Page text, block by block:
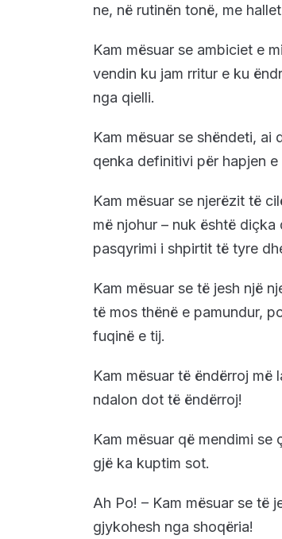
ne, në rutinën tonë, me
Kam mësuar se ambiciet e
vendin ku jam rritur e ku
nga qielli.
Kam mësuar se shëndeti, ai
qenka definitivi për hapjen
Kam mësuar se njerëzit të
më njohur – nuk është
pasqyrimi i shpirtit të tyre
Kam mësuar se të jesh një
të mos thënë e pamundur,
fuqinë e tij.
Kam mësuar të ëndërroj
ndalon dot të ëndërroj!
Kam mësuar që mendimi
gjë ka kuptim sot.
Ah Po! – Kam mësuar se të
gjykohesh nga shoqëria!